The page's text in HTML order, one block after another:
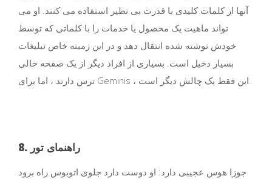
آنها از کلمات کلیدی با قدرت بی نظیر استفاده می کنند. او می
تواند ماهیت یک محصول یا خدمات را با کلماتی که توسط
خودش نوشته شده انتقال دهد و در این زمینه خاص تبلیغات
بسیار دخیل است. بسیاری از افراد دیگر از یک صفحه خالی
ترس دارند ، اما برای Geminis ، این فقط یک چالش دیگر است.
8. راهنمای تور
جوزا هوس عجیبی دارد: او دوست دارد جلوی اتوبوس راه برود